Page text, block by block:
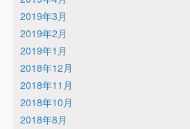
2019年3月
2019年2月
2019年1月
2018年12月
2018年11月
2018年10月
2018年8月